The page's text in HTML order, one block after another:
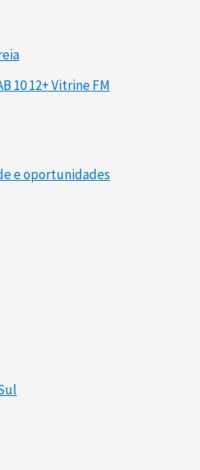
10 12+ Vitrine FM
e oportunidades